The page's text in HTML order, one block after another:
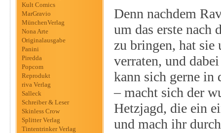
Kult Comics
MarGravio
MünchenVerlag
Nona Arte
Originalausgabe
Panini
Piredda
Popcom
Reprodukt
riva Verlag
Salleck
Schreiber & Leser
Skinless Crow
Splitter Verlag
Tintentrinker Verlag
Denn nachdem
um das erste
zu bringen, hat
verraten, und
kann sich gerne
– macht sich der
Hetzjagd, die ein
und mach ihr